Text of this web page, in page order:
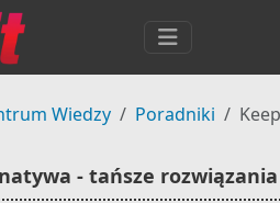
Wiedzy Poradniki
- tańsze rozwiązania